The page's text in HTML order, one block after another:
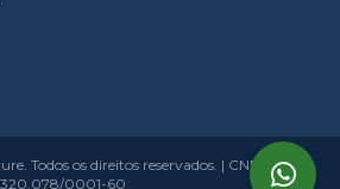
Todos os direitos reservados. | CNPJ:
0001-60